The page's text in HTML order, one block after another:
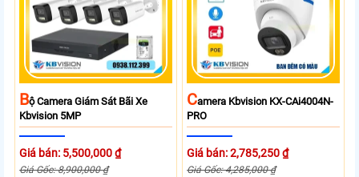
BỘ Camera Giám Sát Bãi Xe
Kbvision 5MP
Giá bán: 5,500,000 ₫
Giá Gốc: 8,900,000 ₫
CAmera Kbvision KX-CAi4004N-
PRO
Giá bán: 2,785,250 ₫
Giá Gốc: 4,285,000 ₫